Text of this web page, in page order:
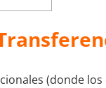
(donde